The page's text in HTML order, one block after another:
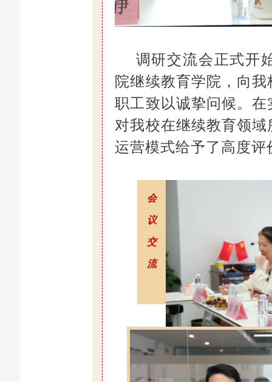
调研交流会正式开
院继续教育学院，向
职工致以诚挚问候。
对我校在继续教育领
运营模式给予了高度评
会
议
交
流